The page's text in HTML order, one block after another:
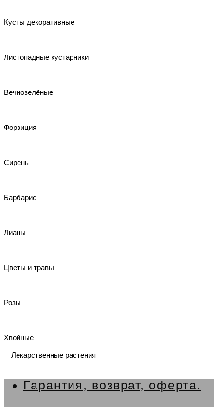
Кусты декоративные
Листопадные кустарники
Вечнозелёные
Форзиция
Сирень
Барбарис
Лианы
Цветы и травы
Розы
Хвойные
Лекарственные растения
Гарантия, возврат, оферта.